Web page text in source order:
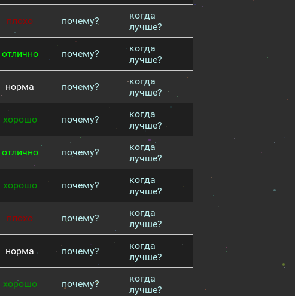
плохо почему?
когда
лучше?
отлично почему?
когда
лучше?
норма почему?
когда
лучше?
хорошо почему?
когда
лучше?
отлично почему?
когда
лучше?
хорошо почему?
когда
лучше?
плохо почему?
когда
лучше?
норма почему?
когда
лучше?
хорошо почему?
когда
лучше?